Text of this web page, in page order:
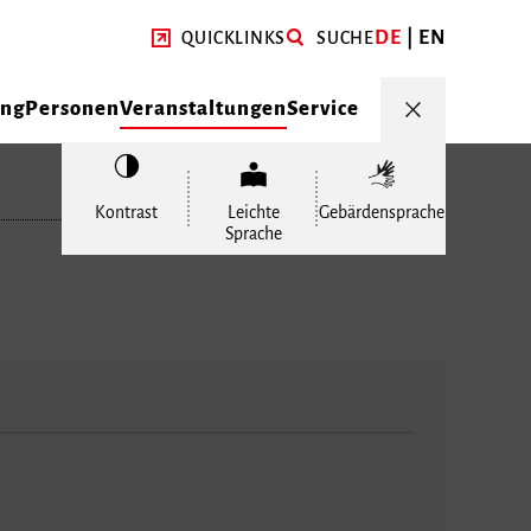
QUICKLINKS SUCHEDE EN
PersonenVeranstaltungenService
Kontrast
Leichte
Sprache
Gebärdensprache